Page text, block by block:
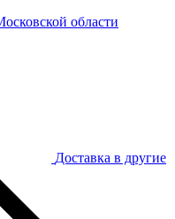
области
Доставка в другие